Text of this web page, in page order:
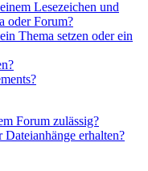
Lesezeichen und
oder Forum?
Thema setzen oder ein
Forum zulässig?
erhalten?